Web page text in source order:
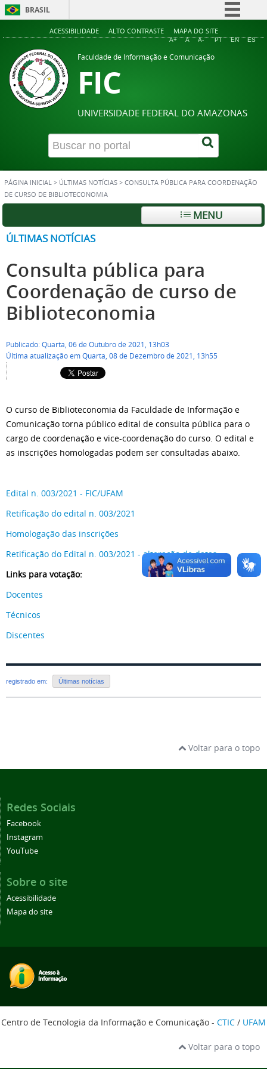
BRASIL
Simplifique!
ACESSIBILIDADE ALTO CONTRASTE MAPA DO SITE
A+ A A- PT EN ES
Faculdade de Informação e Comunicação
FIC
UNIVERSIDADE FEDERAL DO AMAZONAS
PÁGINA INICIAL > ÚLTIMAS NOTÍCIAS > CONSULTA PÚBLICA PARA COORDENAÇÃO
DE CURSO DE BIBLIOTECONOMIA
MENU
ÚLTIMAS NOTÍCIAS
Consulta pública para
Coordenação de curso de
Biblioteconomia
Publicado: Quarta, 06 de Outubro de 2021, 13h03
Última atualização em Quarta, 08 de Dezembro de 2021, 13h55
O curso de Biblioteconomia da Faculdade de Informação e
Comunicação torna público edital de consulta pública para o
cargo de coordenação e vice-coordenação do curso. O edital e
as inscrições homologadas podem ser consultadas abaixo.
Edital n. 003/2021 - FIC/UFAM
Retificação do edital n. 003/2021
Homologação das inscrições
Retificação do Edital n. 003/2021 - alteração de datas
Links para votação:
Docentes
Técnicos
Discentes
registrado em: Últimas notícias
Voltar para o topo
Redes Sociais
Facebook
Instagram
YouTube
Sobre o site
Acessibilidade
Mapa do site
Centro de Tecnologia da Informação e Comunicação - CTIC / UFAM
Voltar para o topo